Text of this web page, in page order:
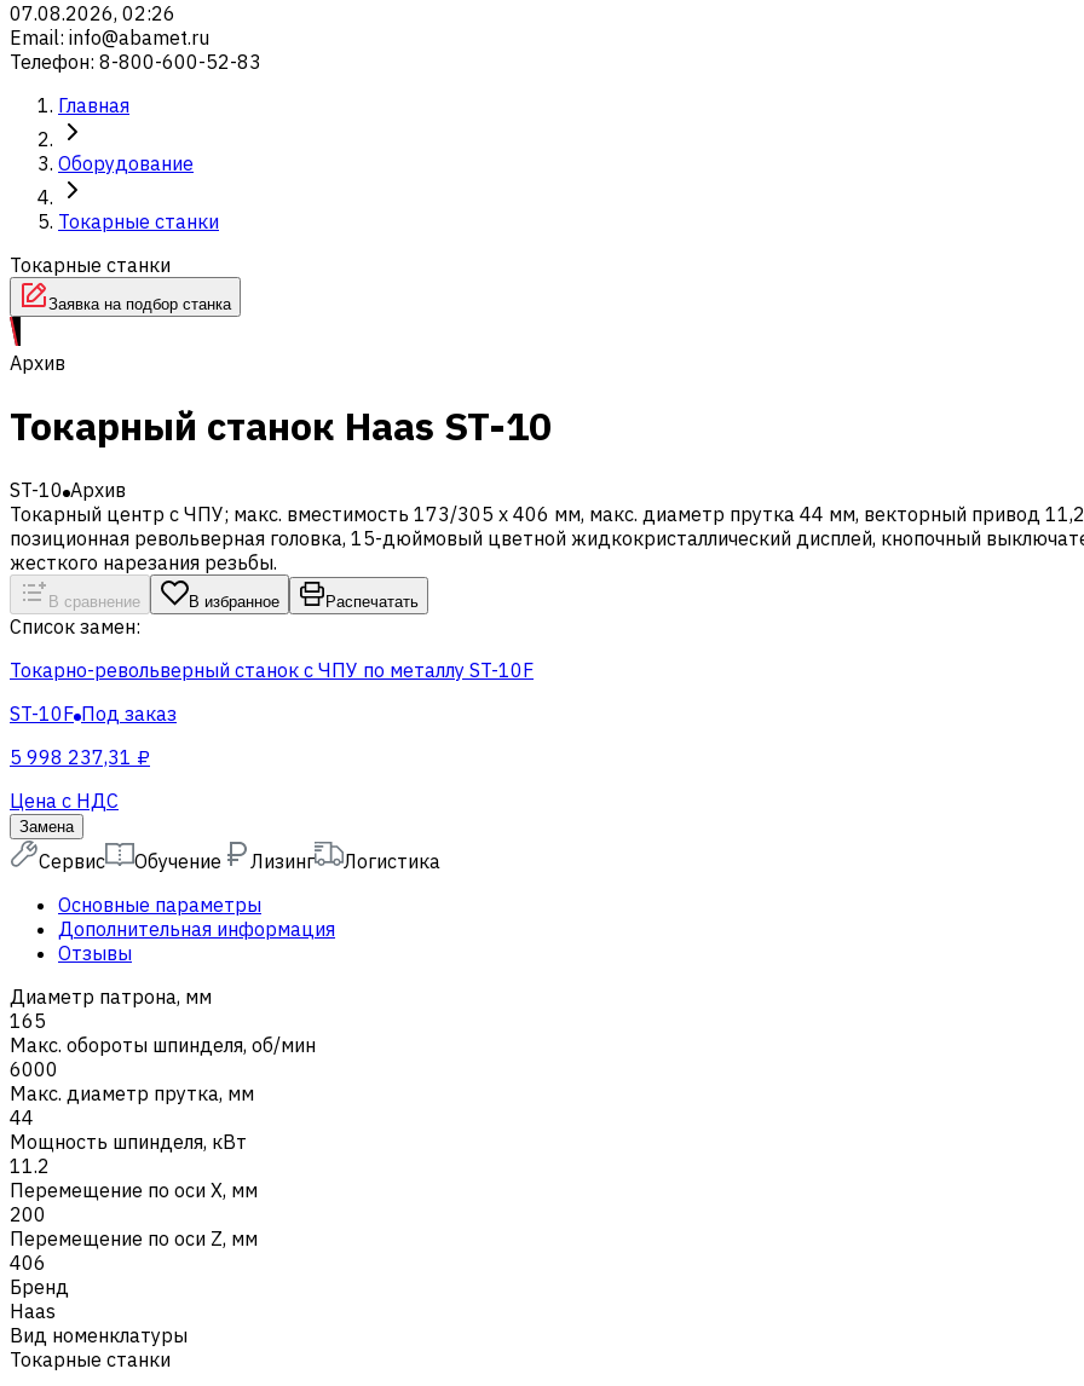
07.08.2026, 02:26
Email: info@abamet.ru
Телефон: 8-800-600-52-83
Главная
Оборудование
Токарные станки
Токарные станки
Заявка на подбор станка
Архив
Токарный станок Haas ST-10
ST-10 Архив
Токарный центр с ЧПУ; макс. вместимость 173/305 x 406 мм, макс. диаметр прутка 44 мм, векторный привод
позиционная револьверная головка, 15-дюймовый цветной жидкокристаллический дисплей, кнопочный
жесткого нарезания резьбы.
В сравнение В избранное Распечатать
Список замен:
Токарно-револьверный станок с ЧПУ по металлу ST-10F
ST-10F Под заказ
5 998 237,31 ₽
Цена с НДС
Замена
Сервис Обучение Лизинг
Логистика
Основные параметры
Дополнительная информация
Отзывы
Диаметр патрона, мм
165
Макс. обороты шпинделя, об/мин
6000
Макс. диаметр прутка, мм
44
Мощность шпинделя, кВт
11.2
Перемещение по оси X, мм
200
Перемещение по оси Z, мм
406
Бренд
Haas
Вид номенклатуры
Токарные станки